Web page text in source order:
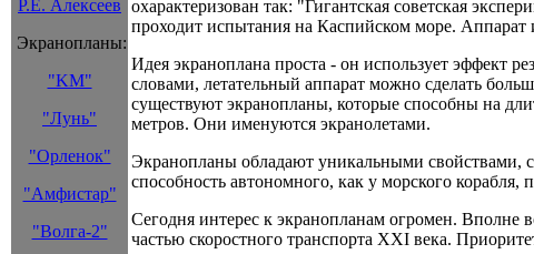
Р.Е. Алексеев
Экранопланы:
"KM"
"Лунь"
"Орленок"
"Амфистар"
"Волга-2"
охарактеризован так: "Гигантская советская
проходит испытания на Каспийском море. Аппарат
Идея экраноплана проста - он использует эффект
словами, летательный аппарат можно сделать
существуют экранопланы, которые способны на
метров. Они именуются экранолетами.
Экранопланы обладают уникальными свойствами,
способность автономного, как у морского корабля,
Сегодня интерес к экранопланам огромен. Вполне
частью скоростного транспорта XXI века.